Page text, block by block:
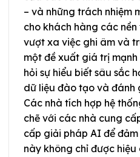
– và những trách nhiệm
cho khách hàng các
vượt xa việc ghi âm và
một đề xuất giá trị
hỏi sự hiểu biết sâu sắc
dữ liệu đào tạo và đánh
Các nhà tích hợp hệ
chẽ với các nhà cung
cấp giải pháp AI để
này không chỉ được hiệu